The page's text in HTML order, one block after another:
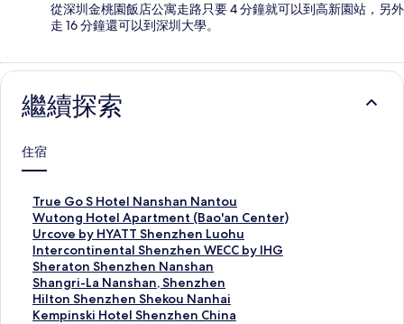
從深圳金桃園飯店公寓走路只要 4 分鐘就可以到高新園站，另外
走 16 分鐘還可以到深圳大學。
繼續探索
住宿
True Go S Hotel Nanshan Nantou
T
r
u
e
G
o
S
H
Wutong Hotel Apartment (Bao'an Center)
W
u
t
o
n
g
H
Urcove by HYATT Shenzhen Luohu
U
r
c
o
v
e
Intercontinental Shenzhen WECC by IHG
I
n
t
e
r
Sheraton Shenzhen Nanshan
S
h
e
r
Shangri-La Nanshan, Shenzhen
S
h
a
Hilton Shenzhen Shekou Nanhai
H
iKempinski Hotel Shenzhen China
K